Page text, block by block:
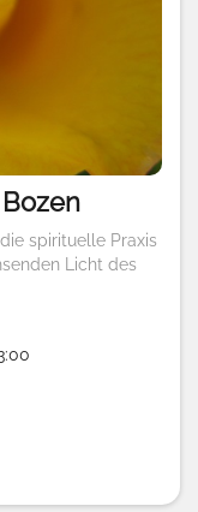
spirituelle Praxis
Licht des